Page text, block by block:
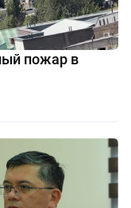
пожар в